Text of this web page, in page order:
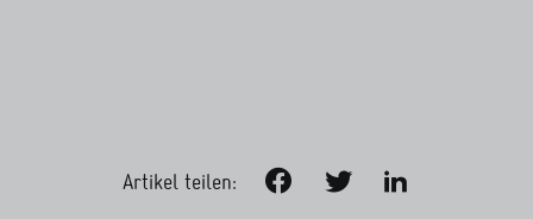
Artikel teilen: FacebookTwitter LinkedIn